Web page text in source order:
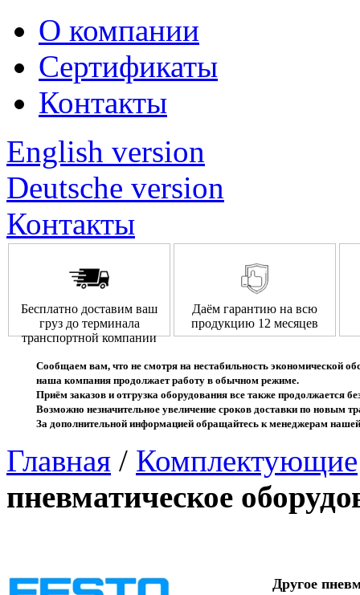
О компании
Сертификаты
Контакты
English version
Deutsche version
Контакты
Бесплатно доставим ваш
груз до терминала
транспортной компании
Даём гарантию на всю
продукцию 12 месяцев
Сообщаем вам, что не смотря на нестабильность экономической
наша компания продолжает работу в обычном режиме.
Приём заказов и отгрузка оборудования все также продолжается
Возможно незначительное увеличение сроков доставки по новым
За дополнительной информацией обращайтесь к менеджерам
Главная / Комплектующие
пневматическое
Другое